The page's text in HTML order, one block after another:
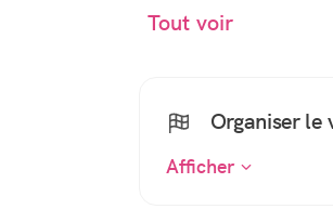
Tout voir
Organiser le
Afficher